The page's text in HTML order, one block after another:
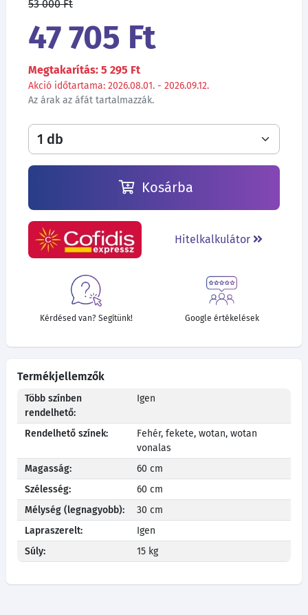
53 000 Ft
47 705 Ft
Megtakarítás: 5 295 Ft
Akció időtartama: 2026.08.01. - 2026.09.12.
Az árak az áfát tartalmazzák.
Kosárba
Hitelkalkulátor
Kérdésed van? Segítünk! Google értékelések
Termékjellemzők
Több színben
rendelhető:
Igen
Rendelhető színek:
Fehér, fekete, wotan, wotan
vonalas
Magasság:
60 cm
Szélesség:
60 cm
Mélység (legnagyobb):
30 cm
Lapraszerelt:
Igen
Súly:
15 kg